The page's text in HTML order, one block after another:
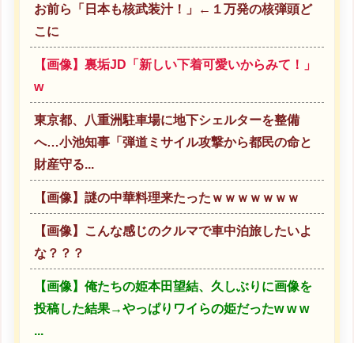
お前ら「日本も核武装汁！」←１万発の核弾頭ど
こに
【画像】裏垢JD「新しい下着可愛いからみて！」
w
東京都、八重洲駐車場に地下シェルターを整備
へ…小池知事「弾道ミサイル攻撃から都民の命と
財産守る...
【画像】謎の中華料理来たったｗｗｗｗｗｗｗ
【画像】こんな感じのクルマで車中泊旅したいよ
な？？？
【画像】俺たちの姫本田望結、久しぶりに画像を
投稿した結果→やっぱりワイらの姫だったw w w
...